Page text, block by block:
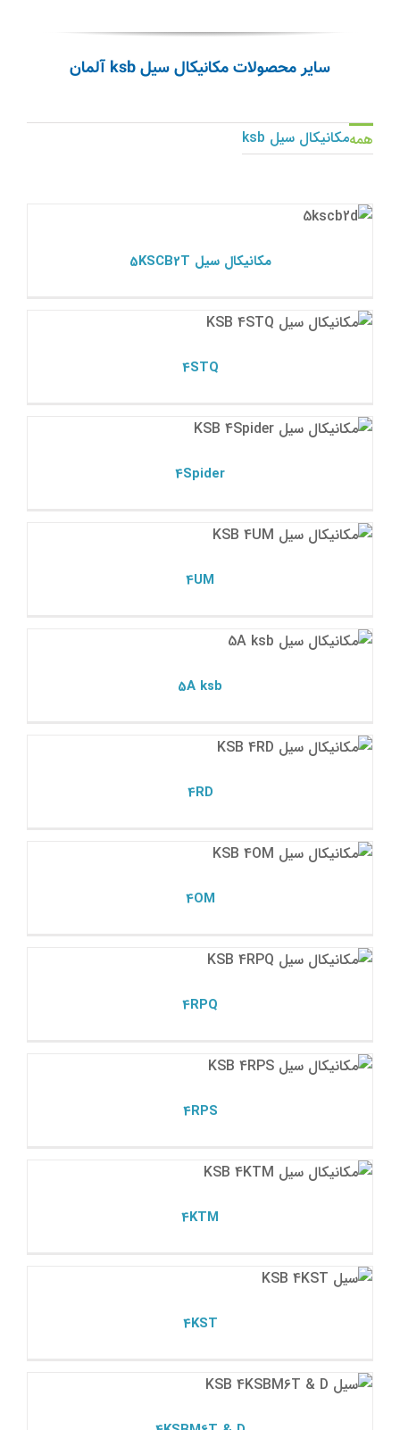
سایر محصولات مکانیکال سیل ksb آلمان
همهمکانیکال سیل ksb
مکانیکال سیل 5KSCB2T
مکانیکال سیل ksb
4STQ
مکانیکال سیل ksb
4Spider
مکانیکال سیل ksb
4UM
مکانیکال سیل ksb
5A ksb
مکانیکال سیل ksb
4RD
مکانیکال سیل ksb
4OM
مکانیکال سیل ksb
4RPQ
مکانیکال سیل ksb
4RPS
مکانیکال سیل ksb
4KTM
4KST
مکانیکال سیل ksb